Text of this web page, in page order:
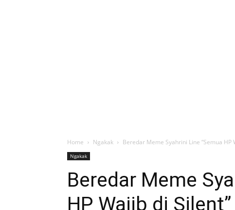
Home Ngakak Beredar Meme Syahrini Line “Semua HP
Ngakak
Beredar Meme
HP Wajib di